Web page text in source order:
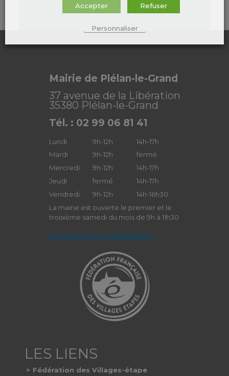
Mairie de Plélan-le-Grand
37 avenue de la Libération
35380 Plélan-le-Grand
Tél. : 02 99 06 81 41
Lundi 9h-12h
14h-17h
Mardi
9h-12h
fermé
Mercredi
9h-12h
14h-17h
Jeudi
fermé
14h-17h
Vendredi
9h-12h
14h-16h30
La mairie est ouverte le premier et le
troisième samedi du mois de 9h à 11h30
Politique de confidentialité
Fédération des Villages-étape
Accepter Refuser
Personnaliser